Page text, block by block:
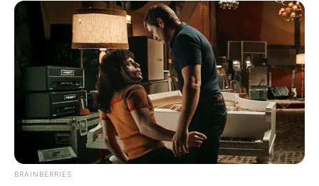
Meg vagyok döbbenve. Együtt éltük meg ezt a
hullámot, szerettem őt. Jules! Tudom, hogy azt
szeretnéd, mondjak valami olyat, amin nevetsz.
Annyi éven át mellettem voltál, és istenem, mennyit
BRAINBERRIES